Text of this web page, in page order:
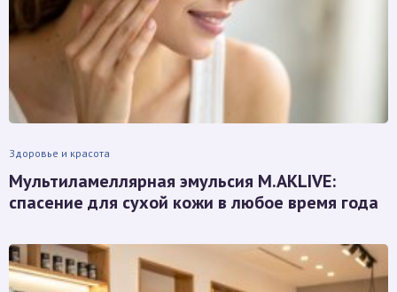
Здоровье и красота
Мультиламеллярная эмульсия M.AKLIVE:
спасение для сухой кожи в любое время года